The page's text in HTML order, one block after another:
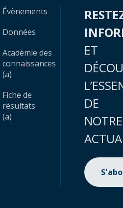
Évènements
Données
Académie des
connaissances
(a)
Fiche de
résultats
(a)
ET
DE
NOTRE